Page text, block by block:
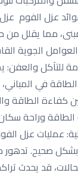
عزل الفوم
مما يقلل من
الجوية
للتآكل والعفن:
في
كفاءة
وراحة
عمليات عزل
صحيح.
قد يحدث